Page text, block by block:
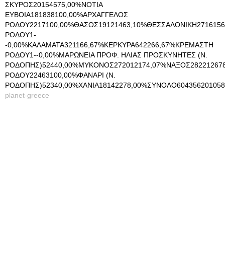
ΣΚΥΡΟΣ20154575,00%ΝΟΤΙΑ
ΕΥΒΟΙΑ181838100,00%ΑΡΧΑΓΓΕΛΟΣ
ΡΟΔΟΥ1-
-0,00%ΚΑΛΑΜΑΤΑ321166,67%ΚΕΡΚΥΡΑ642266,67%ΚΡΕΜΑΣΤΗ
ΡΟΔΟΥ1--0,00%ΜΑΡΩΝΕΙΑ ΠΡΟΦ. ΗΛΙΑΣ ΠΡΟΣΚΥΝΗΤΕΣ (Ν.
ΡΟΔΟΥ22463100,00%ΦΑΝΑΡΙ (Ν.
planet-greece